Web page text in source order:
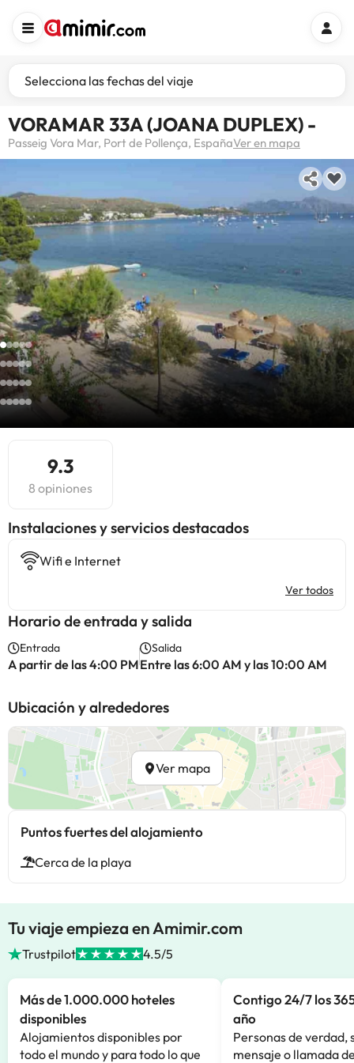
Selecciona las fechas del viaje
VORAMAR 33A (JOANA DUPLEX) -
Passeig Vora Mar, Port de Pollença, EspañaVer en mapa
9.3
8 opiniones
Instalaciones y servicios destacados
Wifi e Internet
Ver todos
Horario de entrada y salida
Entrada
A partir de las 4:00 PM
Salida
Entre las 6:00 AM y las 10:00 AM
Ubicación y alrededores
Ver mapa
Puntos fuertes del alojamiento
Cerca de la playa
Tu viaje empieza en Amimir.com
Trustpilot 4.5/5
Más de 1.000.000 hoteles
disponibles
Alojamientos disponibles por
todo el mundo y para todo lo que
Contigo 24/7 los
año
Personas de verdad,
mensaje o llamada